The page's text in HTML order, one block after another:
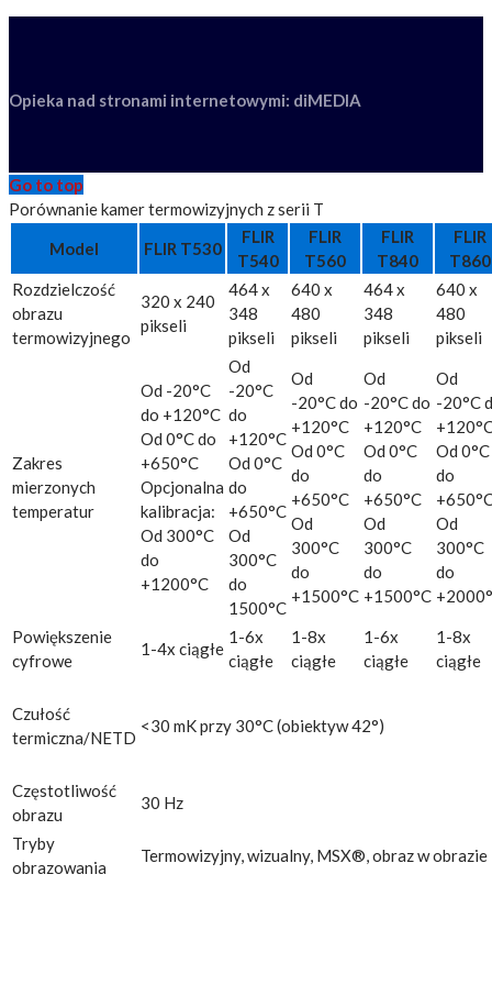
Opieka nad stronami internetowymi: diMEDIA
Go to top
Porównanie kamer termowizyjnych z serii T
Model
FLIR T530
FLIR
T540
FLIR
T560
FLIR
T840
FLIR
T860
Rozdzielczość
obrazu
termowizyjnego
320 x 240
pikseli
464 x
348
pikseli
640 x
480
pikseli
464 x
348
pikseli
640 x
480
pikseli
Zakres
mierzonych
temperatur
Od -20°C
do +120°C
Od 0°C do
+650°C
Opcjonalna
kalibracja:
Od 300°C
do
+1200°C
Od
-20°C
do
+120°C
Od 0°C
do
+650°C
Od
300°C
do
1500°C
Od
-20°C do
+120°C
Od 0°C
do
+650°C
Od
300°C
do
+1500°C
Od
-20°C do
+120°C
Od 0°C
do
+650°C
Od
300°C
do
+1500°C
Od
-20°C
Od 0°C
do
Od
300°C
do
Powiększenie
cyfrowe
1-4x ciągłe
1-6x
ciągłe
1-8x
ciągłe
1-6x
ciągłe
1-8x
ciągłe
Czułość
termiczna/NETD
<30 mK przy 30°C (obiektyw 42°)
Częstotliwość
obrazu
30 Hz
Tryby
obrazowania
Termowizyjny, wizualny, MSX®, obraz w obrazie